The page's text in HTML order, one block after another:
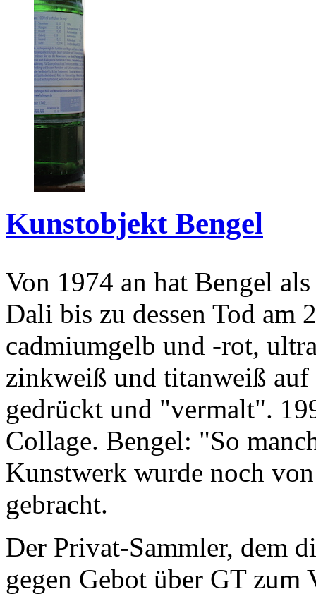
Kunstobjekt Bengel
Von 1974 an hat Bengel
Dali bis zu dessen Tod am
cadmiumgelb und -rot,
zinkweiß und titanweiß
gedrückt und "vermalt".
Collage. Bengel: "So
Kunstwerk wurde noch
gebracht.
Der Privat-Sammler, dem
gegen Gebot über GT zum